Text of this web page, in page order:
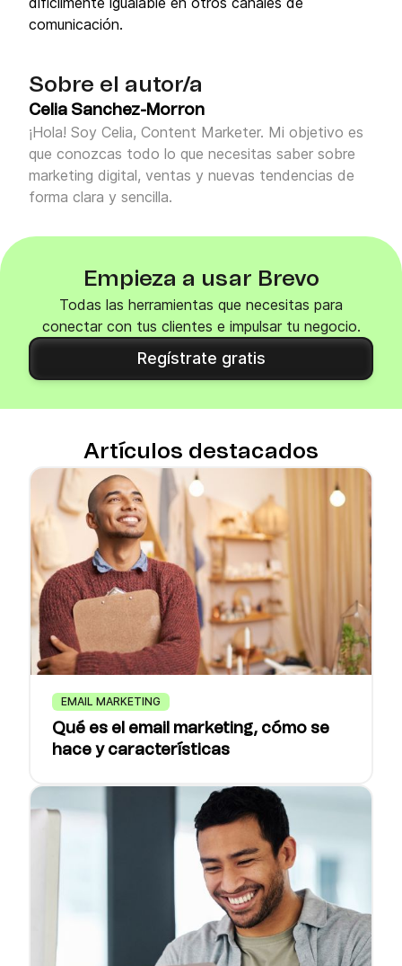
comunicación.
Sobre el autor/a
Celia Sanchez-Morron
¡Hola! Soy Celia, Content Marketer. Mi objetivo es
que conozcas todo lo que necesitas saber sobre
marketing digital, ventas y nuevas tendencias de
forma clara y sencilla.
Empieza a usar Brevo
Todas las herramientas que necesitas para
conectar con tus clientes e impulsar tu negocio.
Regístrate gratis
Artículos destacados
EMAIL MARKETING
Qué es el email marketing, cómo se
hace y características